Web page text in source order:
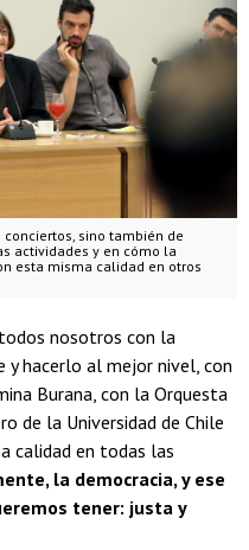
sino también de
actividades y en cómo la
esta misma calidad en otros
nosotros con la
y hacerlo al mejor nivel, con
Burana, con la Orquesta
de la Universidad de Chile
calidad en todas las
la democracia, y ese
tener: justa y